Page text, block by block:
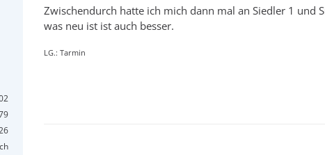
Zwischendurch hatte ich mich dann mal an Siedler 1 und
was neu ist ist auch besser.
LG.: Tarmin